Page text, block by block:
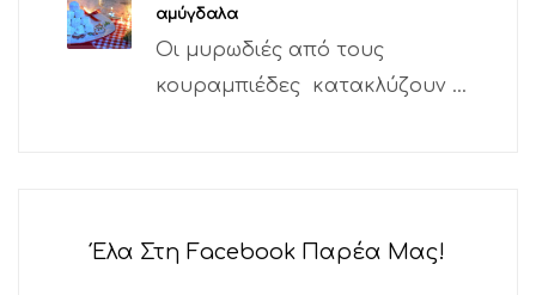
αμύγδαλα
Οι μυρωδιές από τους
κουραμπιέδες κατακλύζουν ...
Έλα Στη Facebook Παρέα Μας!